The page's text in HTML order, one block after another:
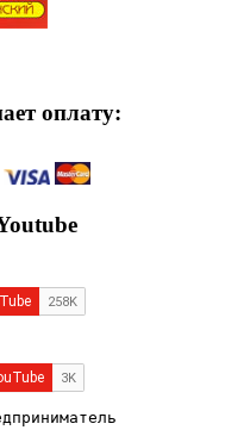
оплату: